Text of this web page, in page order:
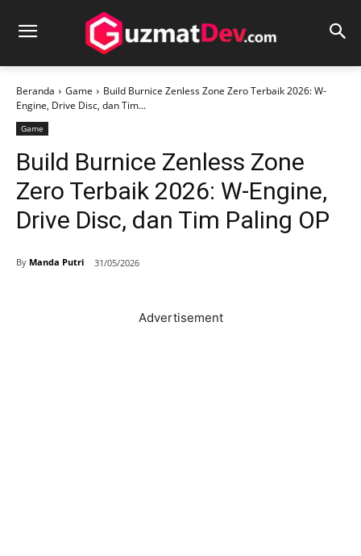
Beranda Game
Build Burnice Zenless Zone Zero Terbaik 2026: W-
Engine, Drive Disc, dan Tim...
Game
Build Burnice Zenless Zone
Zero Terbaik 2026: W-Engine,
Drive Disc, dan Tim Paling OP
By Manda Putri 31/05/2026
Advertisement